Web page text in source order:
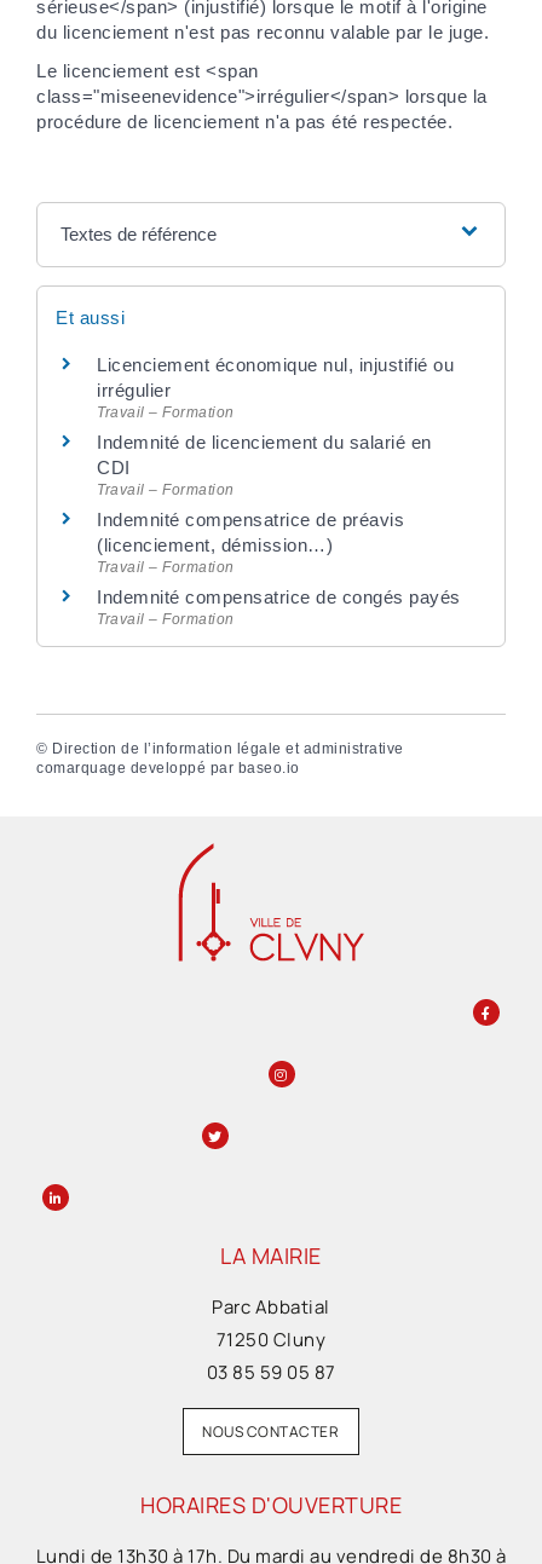
sérieuse</span> (injustifié) lorsque le motif à l'origine
du licenciement n'est pas reconnu valable par le juge.
Le licenciement est <span
class="miseenevidence">irrégulier</span> lorsque la
procédure de licenciement n'a pas été respectée.
Textes de référence
Et aussi
Licenciement économique nul, injustifié ou
irrégulier
Travail – Formation
Indemnité de licenciement du salarié en
CDI
Travail – Formation
Indemnité compensatrice de préavis
(licenciement, démission…)
Travail – Formation
Indemnité compensatrice de congés payés
Travail – Formation
© Direction de l’information légale et administrative
comarquage developpé par baseo.io
LA MAIRIE
Parc Abbatial
71250 Cluny
03 85 59 05 87
NOUS CONTACTER
HORAIRES D'OUVERTURE
Lundi de 13h30 à 17h. Du mardi au vendredi de 8h30 à